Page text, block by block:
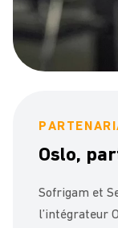
Oslo,
Sofrigam et
l’intégrateur